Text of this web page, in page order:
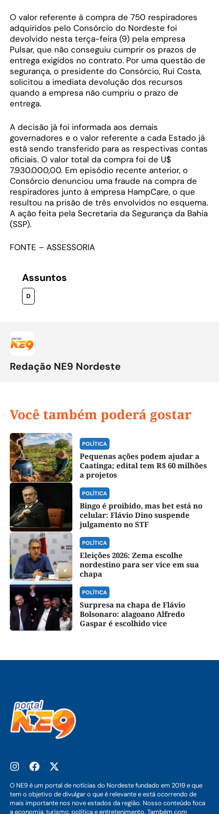
O valor referente à compra de 750 respiradores
adquiridos pelo Consórcio do Nordeste foi
devolvido nesta terça-feira (9) pela empresa
Pulsar, que não conseguiu cumprir os prazos de
entrega exigidos no contrato. Por uma questão de
segurança, o presidente do Consórcio, Rui Costa,
solicitou a imediata devolução dos recursos
quando a empresa não cumpriu o prazo de
entrega.
A decisão já foi informada aos demais
governadores e o valor referente a cada Estado já
está sendo transferido para as respectivas contas
oficiais. O valor total da compra foi de U$
7.930.000,00. Em episódio recente anterior, o
Consórcio denunciou uma fraude na compra de
respiradores junto à empresa HampCare, o que
resultou na prisão de três envolvidos no esquema.
A ação feita pela Secretaria da Segurança da Bahia
(SSP).
FONTE – ASSESSORIA
Assuntos
D
Redação NE9 Nordeste
Você também poderá gostar
POLÍTICA
Pequenas ações podem ajudar a
Caatinga; edital tem R$ 60 milhões
a projetos
POLÍTICA
Bingo é proibido, mas bet está no
celular: Flávio Dino suspende
julgamento no STF
POLÍTICA
Eleições 2026: Zema escolhe
nordestino para ser vice em sua
chapa
POLÍTICA
Surpresa na chapa de Flávio
Bolsonaro: alagoano Alfredo
Gaspar é escolhido vice
O NE9 é um portal de notícias do Nordeste fundado em 2019 e que
tem o objetivo de divulgar o que é relevante e está ocorrendo de
mais importante nos nove estados da região. Nosso conteúdo foca
a economia, turismo, política e entretenimento. Também com